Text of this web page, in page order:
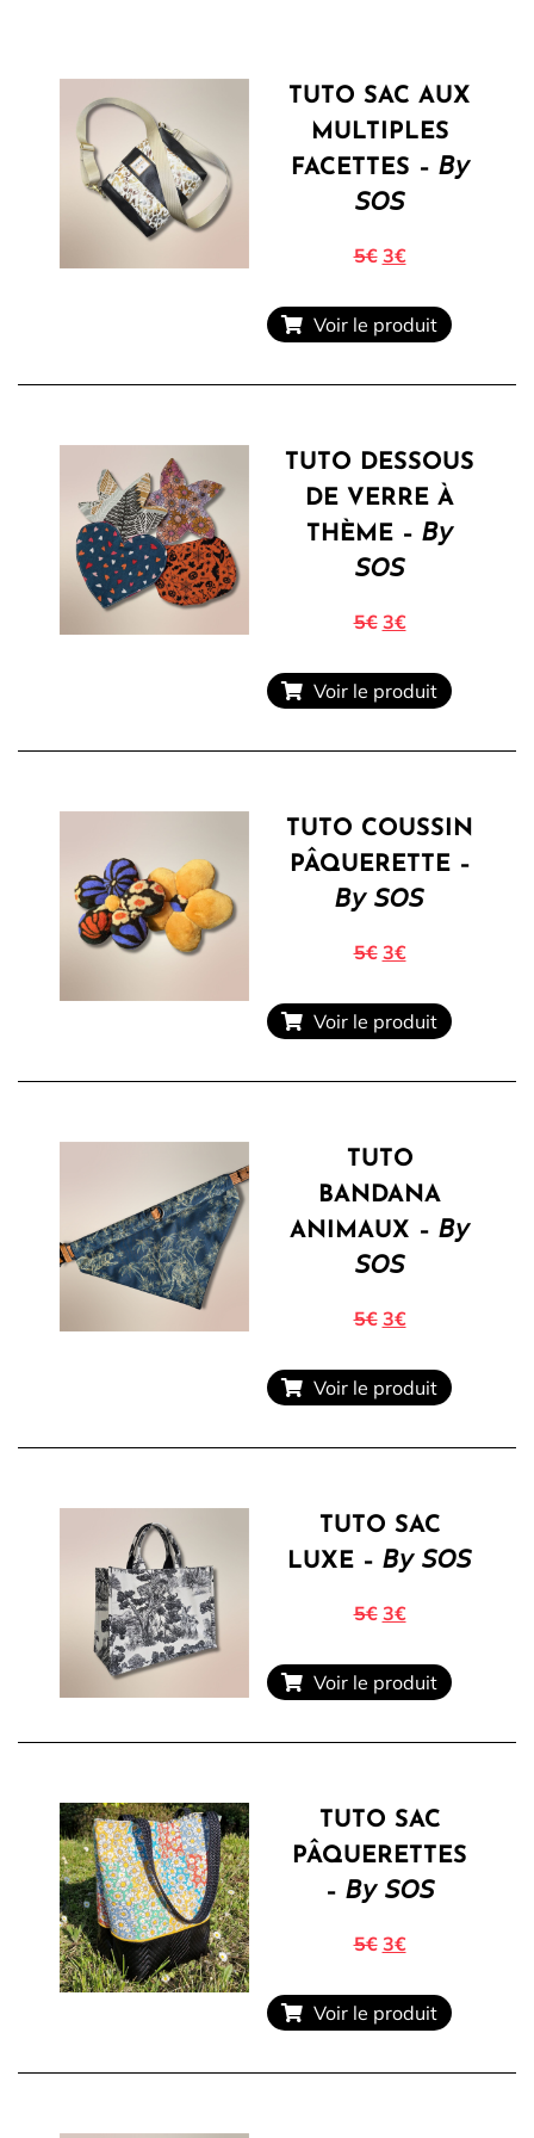
La Mercerie Tous nos Tissus
OUTLET
TUTO SAC AUX
MULTIPLES
FACETTES – 𝘉𝘺
𝘚𝘖𝘚
5€ 3€
Voir le produit
TUTO DESSOUS
DE VERRE À
THÈME – 𝘉𝘺
𝘚𝘖𝘚
5€ 3€
Voir le produit
TUTO COUSSIN
PÂQUERETTE –
𝘉𝘺 𝘚𝘖𝘚
5€ 3€
Voir le produit
TUTO
BANDANA
ANIMAUX – 𝘉𝘺
𝘚𝘖𝘚
5€ 3€
Voir le produit
TUTO SAC
LUXE – 𝘉𝘺 𝘚𝘖𝘚
5€ 3€
Voir le produit
TUTO SAC
PÂQUERETTES
– 𝘉𝘺 𝘚𝘖𝘚
5€ 3€
Voir le produit